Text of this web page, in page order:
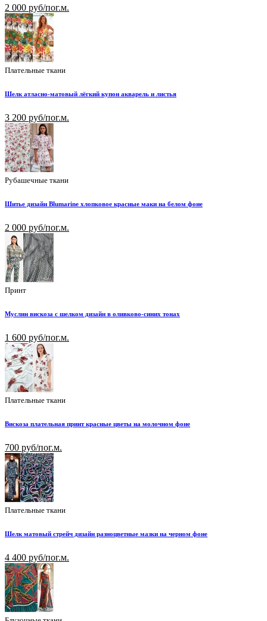
2 000 руб/пог.м.
Плательные ткани
Шелк атласно-матовый лёгкий купон акварель и листья
3 200 руб/пог.м.
Рубашечные ткани
Шитье дизайн Blumarine хлопковое красные маки на белом фоне
2 000 руб/пог.м.
Принт
Муслин вискоза с шелком дизайн в оливково-синих тонах
1 600 руб/пог.м.
Плательные ткани
Вискоза плательная принт красные цветы на молочном фоне
700 руб/пог.м.
Плательные ткани
Шелк матовый стрейч дизайн разноцветные мазки на черном фоне
4 400 руб/пог.м.